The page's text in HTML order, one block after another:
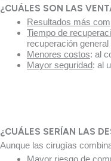
¿CUÁLES SON LAS
Resultados más
Tiempo de
recuperación
Menores costos: al
Mayor seguridad: al
¿CUÁLES SERÍAN LAS
Aunque las cirugías
Mayor riesgo de